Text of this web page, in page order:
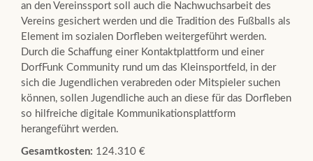
an den Vereinssport soll auch die Nachwuchsarbeit des
Vereins gesichert werden und die Tradition des Fußballs als
Element im sozialen Dorfleben weitergeführt werden.
Durch die Schaffung einer Kontaktplattform und einer
DorfFunk Community rund um das Kleinsportfeld, in der
sich die Jugendlichen verabreden oder Mitspieler suchen
können, sollen Jugendliche auch an diese für das Dorfleben
so hilfreiche digitale Kommunikationsplattform
herangeführt werden.
Gesamtkosten: 124.310 €